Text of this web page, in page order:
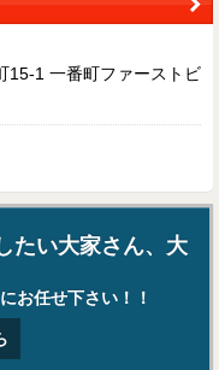
15-1 一番町ファーストビ
たい大家さん、大
お任せ下さい！！